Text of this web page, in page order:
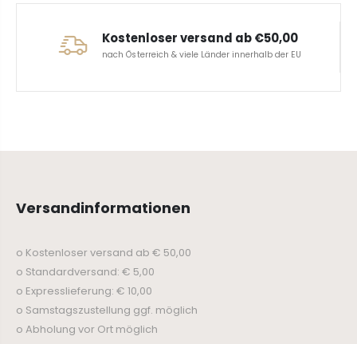
Kostenloser versand ab €50,00
nach Österreich & viele Länder innerhalb der EU
Versandinformationen
o Kostenloser versand ab € 50,00
o Standardversand: € 5,00
o Expresslieferung: € 10,00
o Samstagszustellung ggf. möglich
o Abholung vor Ort möglich